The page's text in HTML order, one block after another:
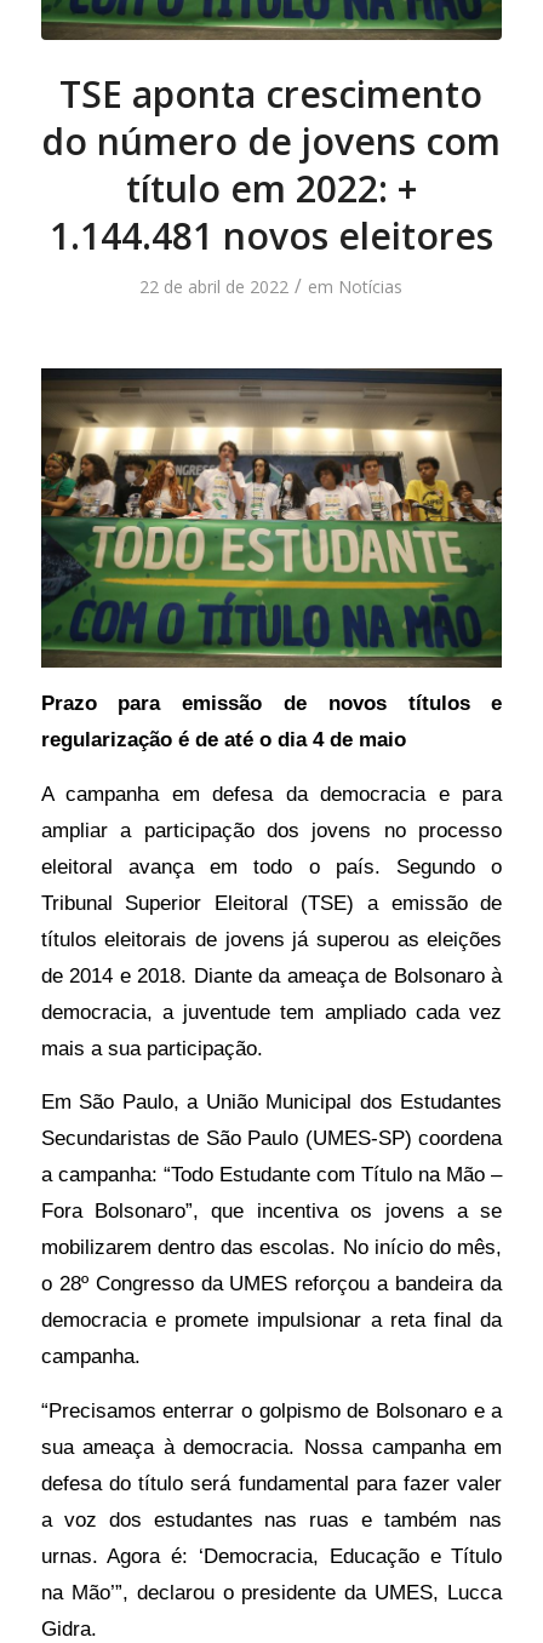
TSE aponta crescimento
do número de jovens com
título em 2022: +
1.144.481 novos eleitores
22 de abril de 2022 / em Notícias
Prazo para emissão de novos títulos e
regularização é de até o dia 4 de maio
A campanha em defesa da democracia e para
ampliar a participação dos jovens no processo
eleitoral avança em todo o país. Segundo o
Tribunal Superior Eleitoral (TSE) a emissão de
títulos eleitorais de jovens já superou as eleições
de 2014 e 2018. Diante da ameaça de Bolsonaro à
democracia, a juventude tem ampliado cada vez
mais a sua participação.
Em São Paulo, a União Municipal dos Estudantes
Secundaristas de São Paulo (UMES-SP) coordena
a campanha: “Todo Estudante com Título na Mão –
Fora Bolsonaro”, que incentiva os jovens a se
mobilizarem dentro das escolas. No início do mês,
o 28º Congresso da UMES reforçou a bandeira da
democracia e promete impulsionar a reta final da
campanha.
“Precisamos enterrar o golpismo de Bolsonaro e a
sua ameaça à democracia. Nossa campanha em
defesa do título será fundamental para fazer valer
a voz dos estudantes nas ruas e também nas
urnas. Agora é: ‘Democracia, Educação e Título
na Mão’”, declarou o presidente da UMES, Lucca
Gidra.
título
2022:
+
eleitores
para
emissão
de
novos
títulos
e
regularização
é
de
até
o
defesa
da
democracia
e
para
ampliar
a
participação
dos
no
processo
eleitoral
avança
em